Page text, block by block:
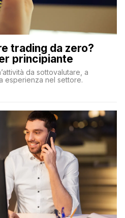
trading da zero?
principiante
da sottovalutare, a
esperienza nel settore.